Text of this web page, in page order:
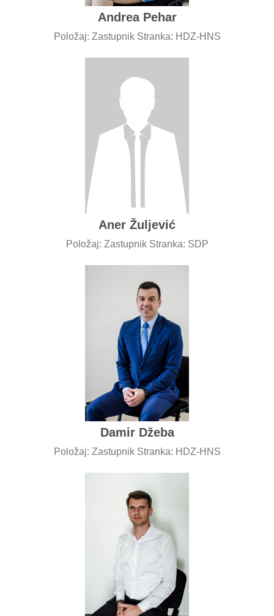
Andrea Pehar
Položaj: Zastupnik Stranka: HDZ-HNS
Aner Žuljević
Položaj: Zastupnik Stranka: SDP
Damir Džeba
Položaj: Zastupnik Stranka: HDZ-HNS